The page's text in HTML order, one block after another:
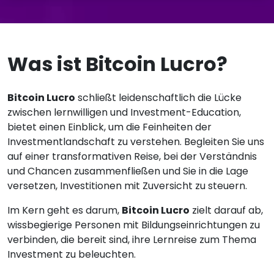
Was ist Bitcoin Lucro?
Bitcoin Lucro schließt leidenschaftlich die Lücke
zwischen lernwilligen und Investment-Education,
bietet einen Einblick, um die Feinheiten der
Investmentlandschaft zu verstehen. Begleiten Sie uns
auf einer transformativen Reise, bei der Verständnis
und Chancen zusammenfließen und Sie in die Lage
versetzen, Investitionen mit Zuversicht zu steuern.
Im Kern geht es darum, Bitcoin Lucro zielt darauf ab,
wissbegierige Personen mit Bildungseinrichtungen zu
verbinden, die bereit sind, ihre Lernreise zum Thema
Investment zu beleuchten.